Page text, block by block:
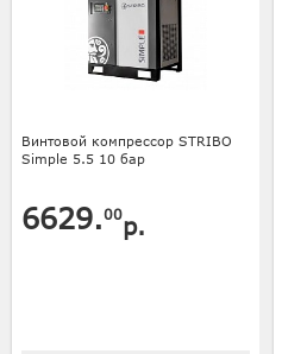
Винтовой компрессор STRIBO
Simple 5.5 10 бар
6629.00р.